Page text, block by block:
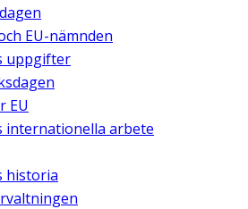
EU-nämnden
uppgifter
EU
internationella arbete
historia